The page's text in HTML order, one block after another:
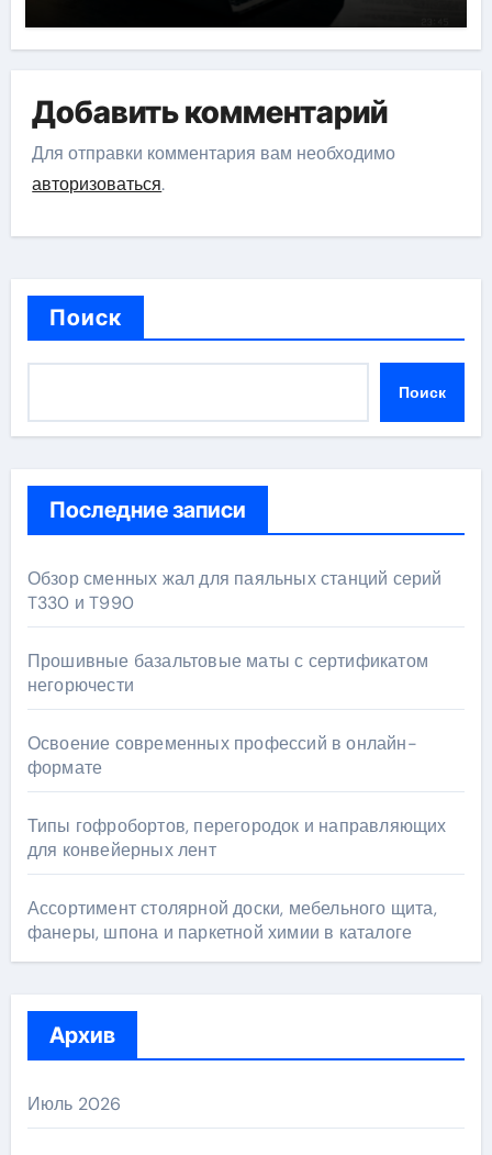
Добавить комментарий
Для отправки комментария вам необходимо
авторизоваться.
Поиск
Поиск
Последние записи
Обзор сменных жал для паяльных станций серий
T330 и T990
Прошивные базальтовые маты с сертификатом
негорючести
Освоение современных профессий в онлайн-
формате
Типы гофробортов, перегородок и направляющих
для конвейерных лент
Ассортимент столярной доски, мебельного щита,
фанеры, шпона и паркетной химии в каталоге
Архив
Июль 2026